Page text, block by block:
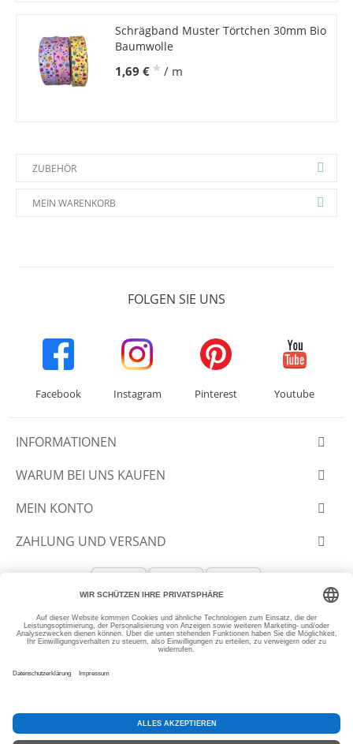
Schrägband Muster Törtchen 30mm Bio
Baumwolle
1,69 € * / m
ZUBEHÖR
MEIN WARENKORB
FOLGEN SIE UNS
Facebook Instagram Pinterest Youtube
INFORMATIONEN
WARUM BEI UNS KAUFEN
MEIN KONTO
ZAHLUNG UND VERSAND